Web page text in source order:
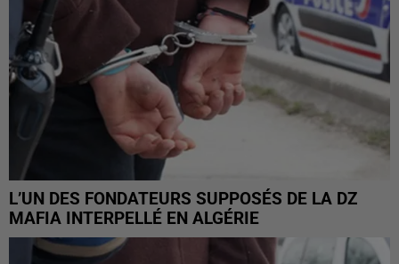
L’UN DES FONDATEURS SUPPOSÉS DE LA DZ
MAFIA INTERPELLÉ EN ALGÉRIE